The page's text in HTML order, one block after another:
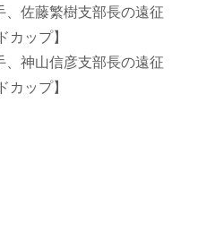
佐藤繁樹支部長の遠征
ップ】
神山信彦支部長の遠征
ップ】